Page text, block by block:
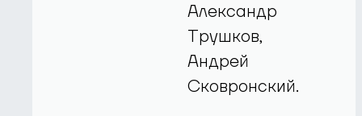
Александр
Трушков,
Андрей
Сковронский.